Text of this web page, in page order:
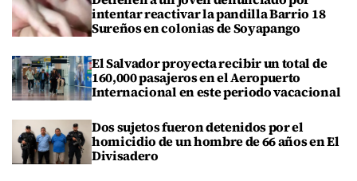
intentar reactivar la pandilla Barrio 18
Sureños en colonias de Soyapango
El Salvador proyecta recibir un total de
160,000 pasajeros en el Aeropuerto
Internacional en este periodo vacacional
Dos sujetos fueron detenidos por el
homicidio de un hombre de 66 años en El
Divisadero